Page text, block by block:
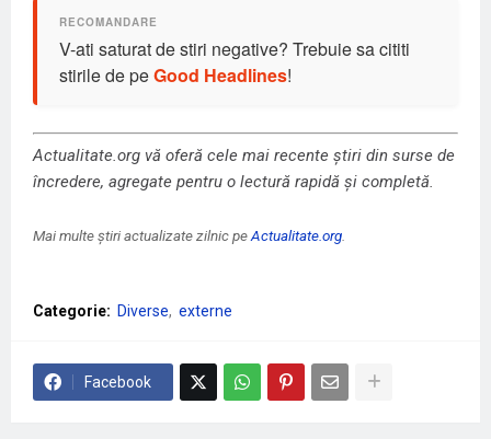
V-ati saturat de stiri negative? Trebuie sa cititi
stirile de peGood Headlines!
Actualitate.org vă oferă cele mai recente știri din surse de
încredere, agregate pentru o lectură rapidă și completă.
Mai multe știri actualizate zilnic peActualitate.org.
Categorie: Diverse externe
Facebook